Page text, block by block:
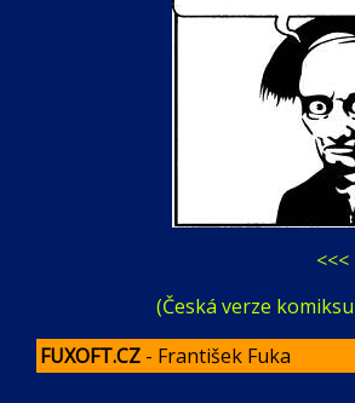
(Česká verze komiksu
FUXOFT.CZ- František Fuka